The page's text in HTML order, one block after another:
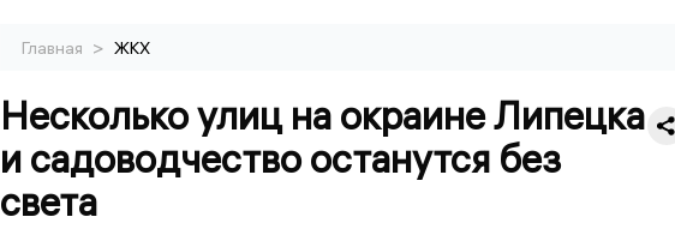
Главная > ЖКХ
Несколько улиц на окраине Липецка
и садоводчество останутся без
света